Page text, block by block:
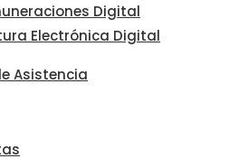
Digital
Electrónica Digital
Asistencia